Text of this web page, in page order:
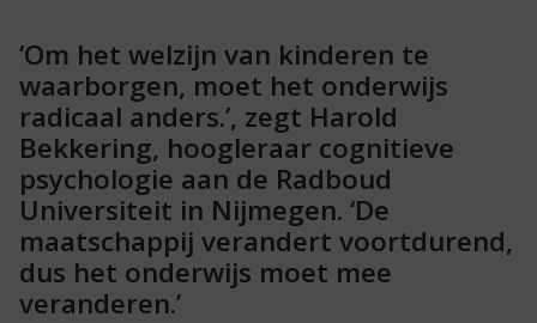
‘Om het welzijn van kinderen te
waarborgen, moet het onderwijs
radicaal anders.’, zegt Harold
Bekkering, hoogleraar cognitieve
psychologie aan de Radboud
Universiteit in Nijmegen. ‘De
maatschappij verandert voortdurend,
dus het onderwijs moet mee
veranderen.’